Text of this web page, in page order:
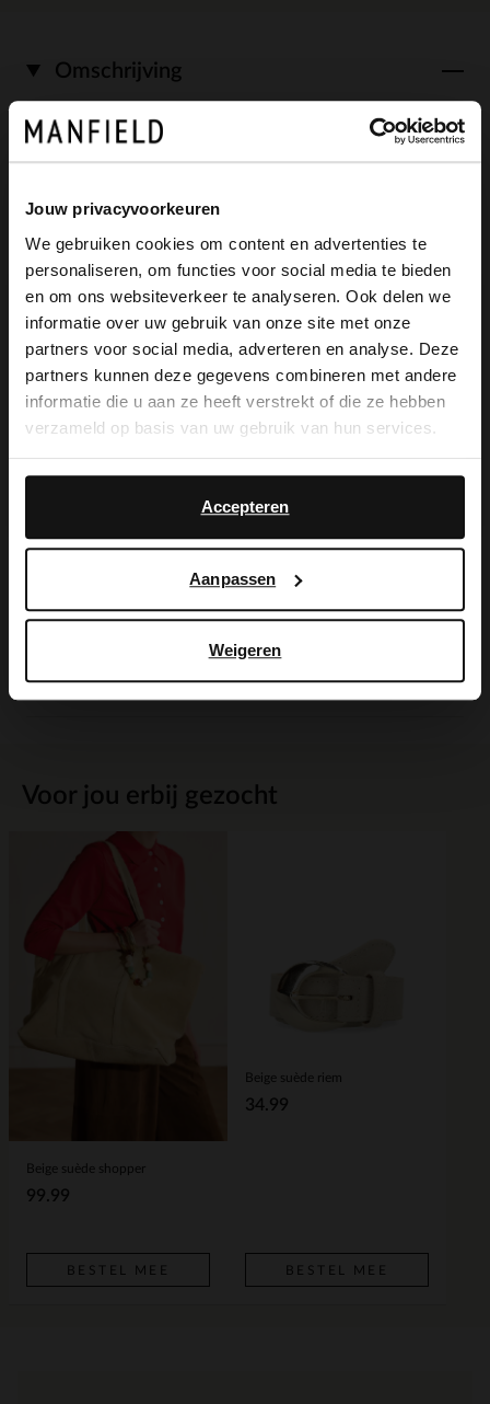
Jouw privacyvoorkeuren
We gebruiken cookies om content en advertenties te
personaliseren, om functies voor social media te bieden
en om ons websiteverkeer te analyseren. Ook delen we
informatie over uw gebruik van onze site met onze
partners voor social media, adverteren en analyse. Deze
partners kunnen deze gegevens combineren met andere
informatie die u aan ze heeft verstrekt of die ze hebben
verzameld op basis van uw gebruik van hun services.
Accepteren
Aanpassen
Weigeren
Voor jou erbij gezocht
Beige suède shopper
99.99
BESTEL MEE
Beige suède riem
34.99
BESTEL MEE
Omschrijving
Zwarte leren hoge laarzen met kittenheel
van Manfield. Deze instaplaarzen hebben
een puntige neus, kittenheel van 4 cm en
afzakeffect. De schachthoogte is 43 cm
en de schachtbreedte is 38 cm, gemeten
bij een maat 37. We adviseren als
verzorging en bescherming de Collonil
Carbon pro.
Alles over dit product
Maattabel
Bezorgen & retour
×
View this website in English?
It looks like your language isn't Dutch. Would
you like to switch to English?
English